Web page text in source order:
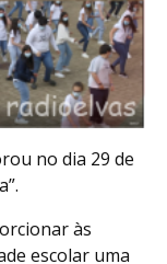
no dia 29 de
às
escolar uma